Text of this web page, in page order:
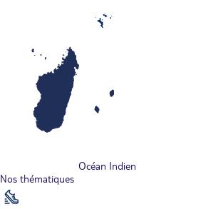
Océan Indien
Nos thématiques